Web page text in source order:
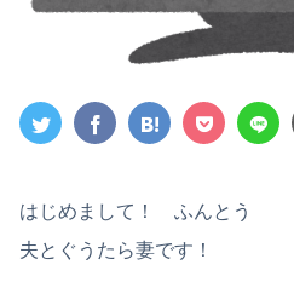
はじめまして！ ふんとう
夫とぐうたら妻です！